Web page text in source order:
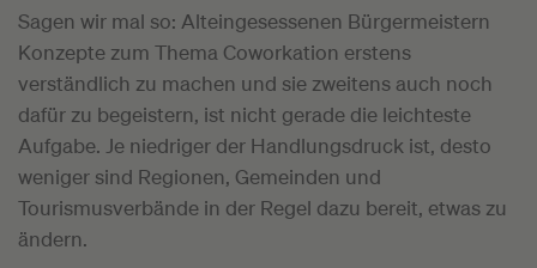
Sagen wir mal so: Alteingesessenen Bürgermeistern
Konzepte zum Thema Coworkation erstens
verständlich zu machen und sie zweitens auch noch
dafür zu begeistern, ist nicht gerade die leichteste
Aufgabe. Je niedriger der Handlungsdruck ist, desto
weniger sind Regionen, Gemeinden und
Tourismusverbände in der Regel dazu bereit, etwas zu
ändern.